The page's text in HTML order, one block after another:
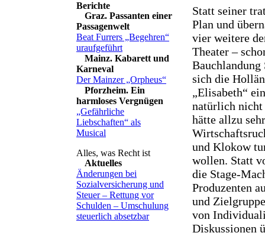
Graz. Passanten einer
Passagenwelt
Beat Furrers „Begehren“
uraufgeführt
Mainz. Kabarett und
Karneval
Der Mainzer „Orpheus“
Pforzheim. Ein
harmloses Vergnügen
„Gefährliche
Liebschaften“ als
Musical
Aktuelles
Änderungen bei
Sozialversicherung und
Steuer – Rettung vor
Schulden – Umschulung
steuerlich absetzbar
Statt seiner
Plan und
vier weitere
Theater –
Bauchlandung
sich die
„Elisabeth“
natürlich nicht
hätte allzu
und Klokow
wollen. Statt
die Stage-
Produzenten
und
von
Diskussionen